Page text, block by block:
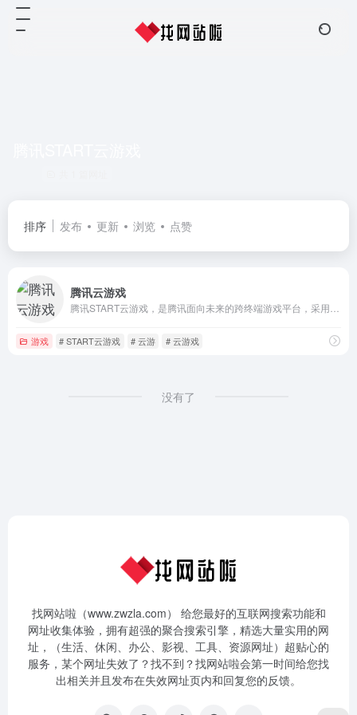
排序 发布 更新 浏览 点赞
腾讯云游戏
游戏 # START云游戏 # 云游 # 云游戏
没有了
找网站啦（www.zwzla.com） 给您最好的互联网搜索功能和
网址收集体验，拥有超强的聚合搜索引擎，精选大量实用的网
址，（生活、休闲、办公、影视、工具、资源网址）超贴心的
服务，某个网址失效了？找不到？找网站啦会第一时间给您找
出相关并且发布在失效网址页内和回复您的反馈。